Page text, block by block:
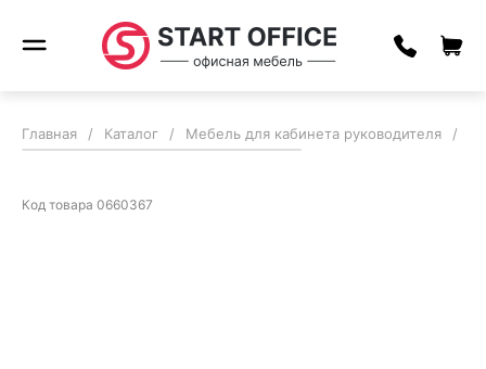
Главная / Каталог / Мебель для кабинета руководителя /
Код товара 0660367